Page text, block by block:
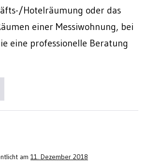
Hotelräumung oder das
einer Messiwohnung, bei
eine professionelle Beratung
am 11. Dezember 2018